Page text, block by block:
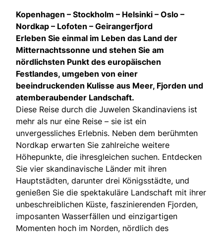
Kopenhagen – Stockholm – Helsinki – Oslo –
Nordkap – Lofoten – Geirangerfjord
Erleben Sie einmal im Leben das Land der
Mitternachtssonne und stehen Sie am
nördlichsten Punkt des europäischen
Festlandes, umgeben von einer
beeindruckenden Kulisse aus Meer, Fjorden und
atemberaubender Landschaft.
Diese Reise durch die Juwelen Skandinaviens ist
mehr als nur eine Reise – sie ist ein
unvergessliches Erlebnis. Neben dem berühmten
Nordkap erwarten Sie zahlreiche weitere
Höhepunkte, die ihresgleichen suchen. Entdecken
Sie vier skandinavische Länder mit ihren
Hauptstädten, darunter drei Königsstädte, und
genießen Sie die spektakuläre Landschaft mit ihrer
unbeschreiblichen Küste, faszinierenden Fjorden,
imposanten Wasserfällen und einzigartigen
Momenten hoch im Norden, nördlich des